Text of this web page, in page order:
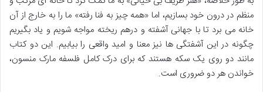
منظم در درون خود بسازیم، اما «همه چیز به فنا رفته» ما را به خارج از آن
خانه می برد تا با جهانی آشفته و درهم ریخته مواجه شویم و یاد بگیریم
چگونه در این آشفتگی ها نیز معنا و امید واقعی را بیابیم. این دو کتاب
مانند دو روی یک سکه هستند که برای درک کامل فلسفه مارک منسون،
خواندن هر دو ضروری است.